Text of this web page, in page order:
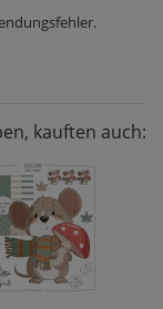
kauften auch: